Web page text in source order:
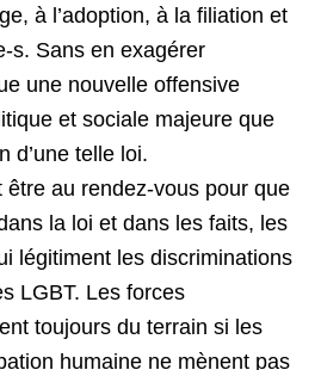
à l’adoption, à la filiation et
s. Sans en exagérer
une nouvelle offensive
et sociale majeure que
d’une telle loi.
être au rendez-vous pour que
la loi et dans les faits, les
légitiment les discriminations
LGBT. Les forces
toujours du terrain si les
humaine ne mènent pas